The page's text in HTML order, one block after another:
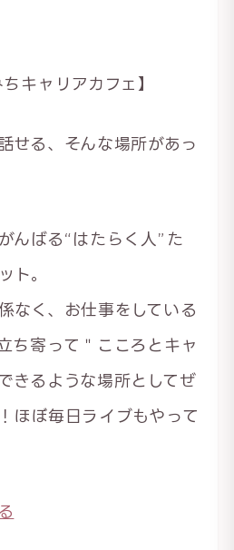
キャリアカフェ】
せる、そんな場所があっ
んばる“はたらく人”た
ト。
なく、お仕事をしている
ち寄って＂こころとキャ
きるような場所としてぜ
ほぼ毎日ライブもやって